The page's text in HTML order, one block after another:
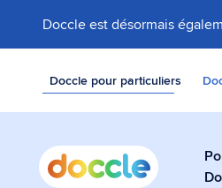
Doccle est désormais
Doccle pour particuliers